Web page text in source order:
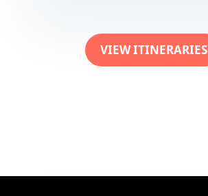
VIEW ITINERARIES